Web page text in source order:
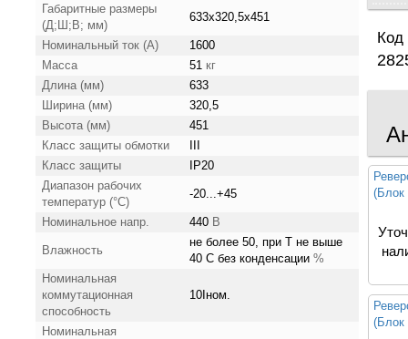
Габаритные размеры
(Д;Ш;В; мм)
633х320,5х451
Номинальный ток (А)
1600
Масса
51 кг
Длина (мм)
633
Ширина (мм)
320,5
Высота (мм)
451
Класс защиты обмотки
Класс защиты
IP20
Диапазон рабочих
температур (°C)
-20...+45
Номинальное напр. 440 В
Влажность
не более 50, при Т не выше
40 C без конденсации %
Номинальная
коммутационная
способность
10Iном.
Номинальная
Код
(Блок
(Блок